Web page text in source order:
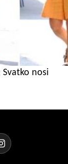
Svatko nosi